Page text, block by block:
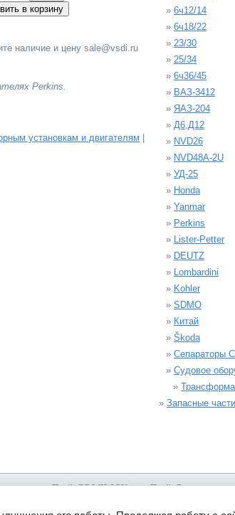
наличие и цену sale@vsdi.ru
Perkins.
установкам и двигателям |
» 6ч12/14
» 6ч18/22
» 23/30
» 25/34
» 6ч36/45
» ВАЗ-3412
» ЯАЗ-204
» Д6,Д12
» NVD26
» NVD48A-2U
» УД-25
» Honda
» Yanmar
» Perkins
» Lister-Petter
» DEUTZ
» Lombardini
» Kohler
» SDMO
» Китай
» Škoda
» Сепараторы
» Судовое
»
» Запасные
Прайс FG WILSON Прайс Вепрь